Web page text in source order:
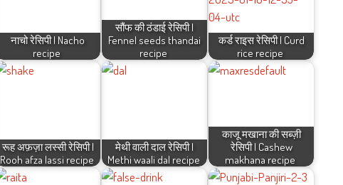
नाचो रेसिपी | Nacho
recipe
सौंफ की ठंडाई रेसिपी |
Fennel seeds thandai
recipe
कर्ड राइस रेसिपी | Curd
rice recipe
रूह अफ़ज़ा लस्सी रेसिपी |
Rooh afza lassi recipe
मेथी वाली दाल रेसिपी |
Methi waali dal recipe
काजू मखाना की सब्ज़ी
रेसिपी | Cashew
makhana recipe